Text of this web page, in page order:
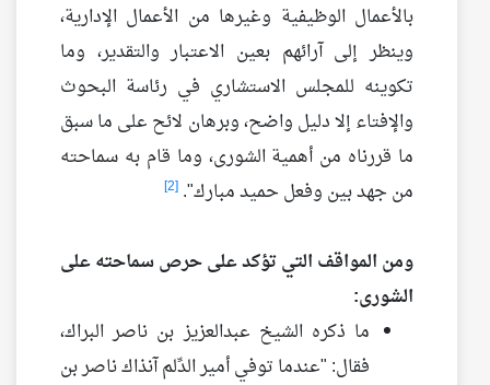
بالأعمال الوظيفية وغيرها من الأعمال الإدارية،
وينظر إلى آرائهم بعين الاعتبار والتقدير، وما
تكوينه للمجلس الاستشاري في رئاسة البحوث
والإفتاء إلا دليل واضح، وبرهان لائح على ما سبق
ما قررناه من أهمية الشورى، وما قام به سماحته
من جهد بين وفعل حميد مبارك". [2]
ومن المواقف التي تؤكد على حرص سماحته على
الشورى:
ما ذكره الشيخ عبدالعزيز بن ناصر البراك،
فقال: "عندما توفي أمير الدِّلم آنذاك ناصر بن